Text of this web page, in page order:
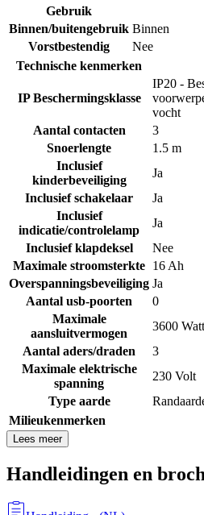
Gebruik
Binnen/buitengebruik Binnen
Vorstbestendig
Nee
Technische kenmerken
IP Beschermingsklasse
IP20 -
vocht
Aantal contacten
3
Snoerlengte
1.5 m
Inclusief
kinderbeveiliging
Ja
Inclusief schakelaar
Ja
Inclusief
indicatie/controlelamp
Ja
Inclusief klapdeksel
Nee
Maximale stroomsterkte 16 Ah
Overspanningsbeveiliging Ja
Aantal usb-poorten
0
Maximale
aansluitvermogen
3600 Watt
Aantal aders/draden
3
Maximale elektrische
spanning
230 Volt
Type aarde
Milieukenmerken
Lees meer
Handleidingen en